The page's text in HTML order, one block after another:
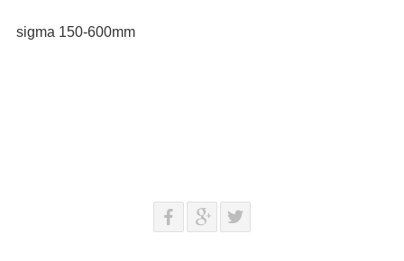
sigma 150-600mm